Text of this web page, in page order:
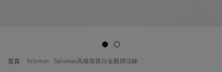
首頁 Talisman Talisman高級珠寶白金圓牌項鍊